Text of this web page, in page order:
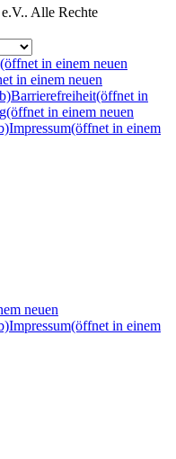
. Alle Rechte
(öffnet in einem neuen
in einem neuen
Barrierefreiheit(öffnet in
(öffnet in einem neuen
Impressum(öffnet in einem
neuen
Impressum(öffnet in einem